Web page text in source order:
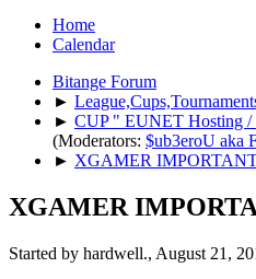
Home
Calendar
Bitange Forum
►
► CUP " EUNET Hosting /
(Moderators: $ub3eroU aka
► XGAMER
XGAMER
Started by hardwell., August 21,